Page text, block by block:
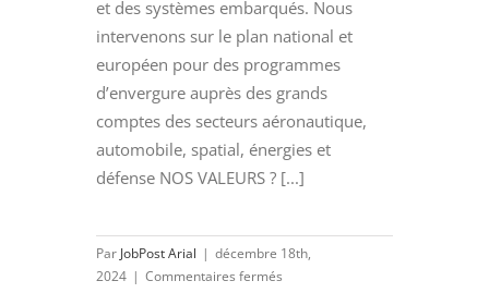
et des systèmes embarqués. Nous
intervenons sur le plan national et
européen pour des programmes
d’envergure auprès des grands
comptes des secteurs aéronautique,
automobile, spatial, énergies et
défense NOS VALEURS ? [...]
Par JobPost Arial | décembre 18th,
2024 | Commentaires fermés